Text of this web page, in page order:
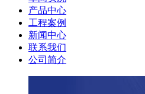
产品中心
工程案例
新闻中心
联系我们
公司简介